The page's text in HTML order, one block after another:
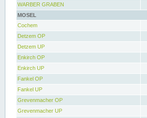
WARBER GRABEN
MOSEL
Cochem
Detzem OP
Detzem UP
Enkirch OP
Enkirch UP
Fankel OP
Fankel UP
Grevenmacher OP
Grevenmacher UP